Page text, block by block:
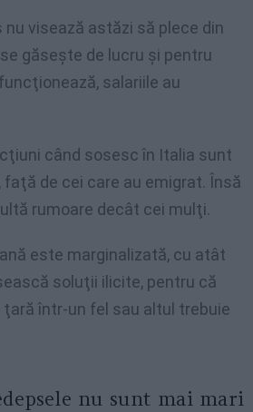
nu visează astăzi să plece din
găseşte de lucru şi pentru
salariile au
când sosesc în Italia sunt
de cei care au emigrat. Însă
rumoare decât cei mulţi.
este marginalizată, cu atât
soluţii ilicite, pentru că
într-un fel sau altul trebuie
nu sunt mai mari